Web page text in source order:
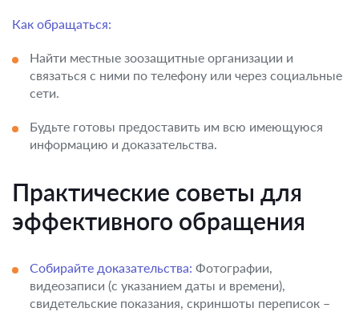
Как обращаться:
Найти местные зоозащитные организации и
связаться с ними по телефону или через социальные
сети.
Будьте готовы предоставить им всю имеющуюся
информацию и доказательства.
Практические советы для
эффективного обращения
Собирайте доказательства: Фотографии,
видеозаписи (с указанием даты и времени),
свидетельские показания, скриншоты переписок –